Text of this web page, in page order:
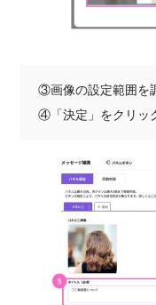
③画像の設定範囲を
④「決定」をクリッ